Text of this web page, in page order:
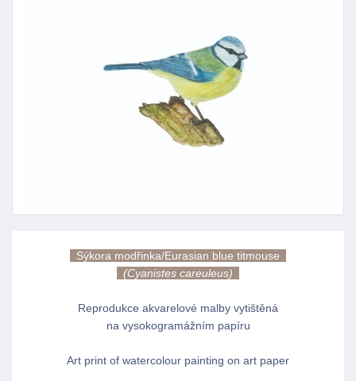
Sýkora modřinka/Eurasian blue titmouse
(Cyanistes careuleus)
Reprodukce akvarelové malby vytištěná
na vysokogramážním papíru
Art print of watercolour painting on art paper